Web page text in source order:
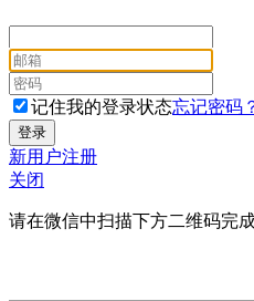
记住我的登录状态忘记密码
新用户注册
关闭
请在微信中扫描下方二维码完